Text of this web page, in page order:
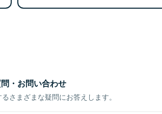
・お問い合わせ
さまざまな疑問にお答えします。